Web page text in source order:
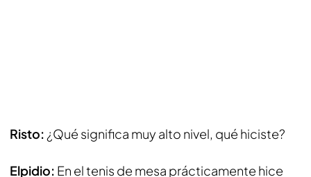
Risto: ¿Qué significa muy alto nivel, qué hiciste?
Elpidio: En el tenis de mesa prácticamente hice